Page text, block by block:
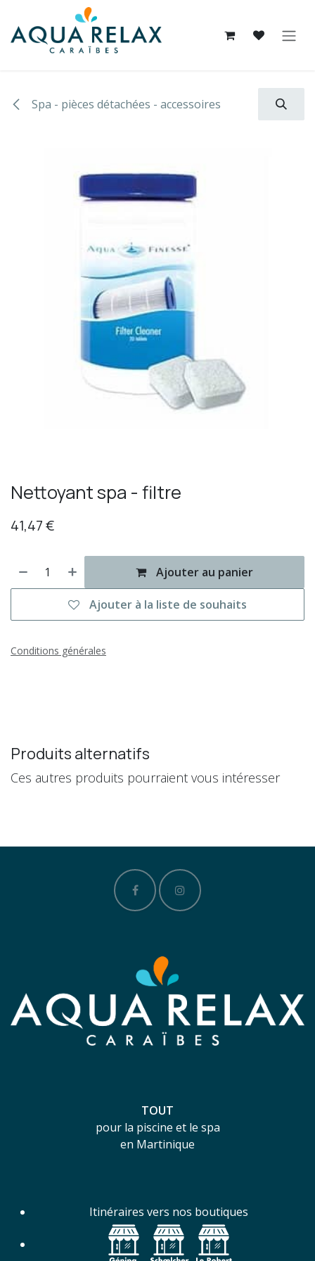
Se rendre au contenu
Spa - pièces détachées - accessoires
Nettoyant spa - filtre
41,47€
Ajouter au panier
Ajouter à la liste de souhaits
Conditions générales
Produits alternatifs
Ces autres produits pourraient vous intéresser
TOUT
pour la piscine et le spa
en Martinique
Itinéraires vers nos boutiques